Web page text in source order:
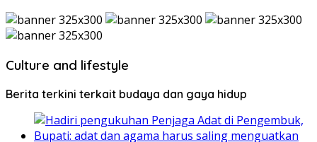
Culture and lifestyle
Berita terkini terkait budaya dan gaya hidup